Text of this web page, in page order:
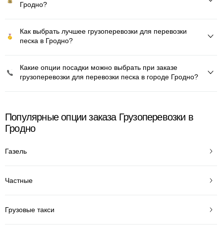
Гродно?
Как выбрать лучшее грузоперевозки для перевозки
песка в Гродно?
Какие опции посадки можно выбрать при заказе
грузоперевозки для перевозки песка в городе Гродно?
Популярные опции заказа Грузоперевозки в
Гродно
Газель
Частные
Грузовые такси